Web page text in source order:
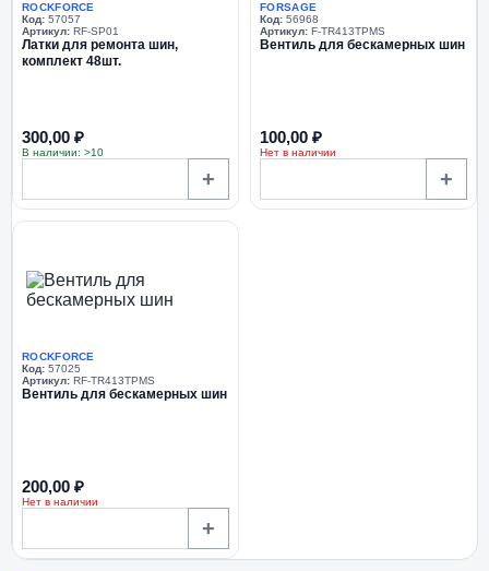
ROCKFORCE
Код: 57057
Артикул: RF-SP01
Латки для ремонта шин,
комплект 48шт.
300,00 ₽
В наличии: >10
+
FORSAGE
Код: 56968
Артикул: F-TR413TPMS
Вентиль для бескамерных шин
100,00 ₽
Нет в наличии
+
ROCKFORCE
Код: 57025
Артикул: RF-TR413TPMS
Вентиль для бескамерных шин
200,00 ₽
Нет в наличии
+